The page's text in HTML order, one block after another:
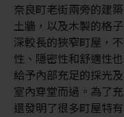
奈良町老街兩旁的建
土牆，以及木製的格
深較長的狹窄町屋，
性、隱密性和舒適性
給予內部充足的採光
室內穿堂而過。為了
還發明了很多町屋特